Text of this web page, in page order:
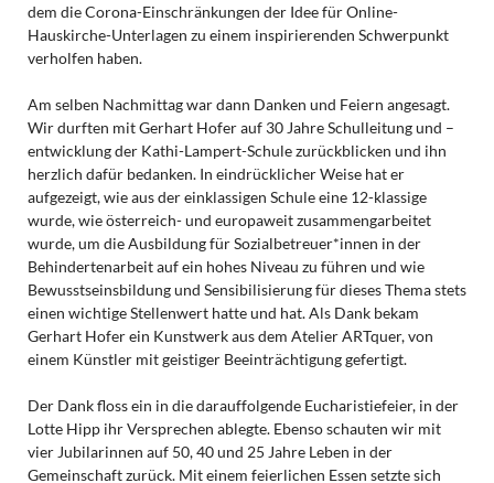
dem die Corona-Einschränkungen der Idee für Online-
Hauskirche-Unterlagen zu einem inspirierenden Schwerpunkt
verholfen haben.
Am selben Nachmittag war dann Danken und Feiern angesagt.
Wir durften mit Gerhart Hofer auf 30 Jahre Schulleitung und –
entwicklung der Kathi-Lampert-Schule zurückblicken und ihn
herzlich dafür bedanken. In eindrücklicher Weise hat er
aufgezeigt, wie aus der einklassigen Schule eine 12-klassige
wurde, wie österreich- und europaweit zusammengarbeitet
wurde, um die Ausbildung für Sozialbetreuer*innen in der
Behindertenarbeit auf ein hohes Niveau zu führen und wie
Bewusstseinsbildung und Sensibilisierung für dieses Thema stets
einen wichtige Stellenwert hatte und hat. Als Dank bekam
Gerhart Hofer ein Kunstwerk aus dem Atelier ARTquer, von
einem Künstler mit geistiger Beeinträchtigung gefertigt.
Der Dank floss ein in die darauffolgende Eucharistiefeier, in der
Lotte Hipp ihr Versprechen ablegte. Ebenso schauten wir mit
vier Jubilarinnen auf 50, 40 und 25 Jahre Leben in der
Gemeinschaft zurück. Mit einem feierlichen Essen setzte sich